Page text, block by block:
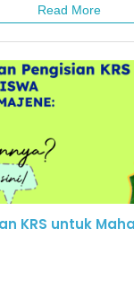
Read More
KRS untuk